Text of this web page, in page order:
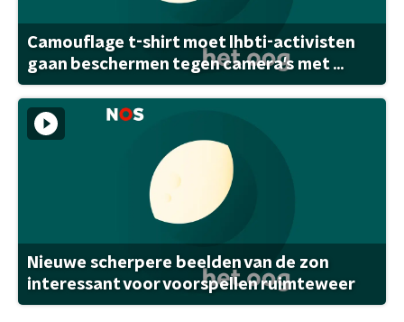
Camouflage t-shirt moet lhbti-activisten
gaan beschermen tegen camera's met ...
Nieuwe scherpere beelden van de zon
interessant voor voorspellen ruimteweer